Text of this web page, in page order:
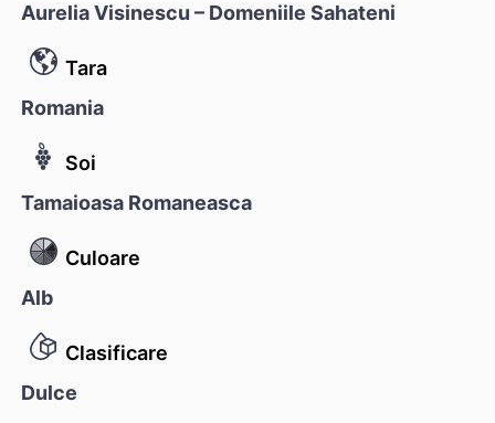
Aurelia Visinescu – Domeniile Sahateni
Tara
Romania
Soi
Tamaioasa Romaneasca
Culoare
Alb
Clasificare
Dulce